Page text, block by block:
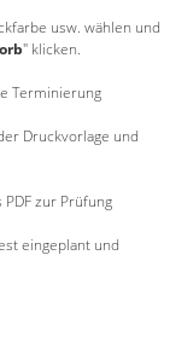
usw. wählen und
" klicken.
Terminierung
Druckvorlage und
zur Prüfung
eingeplant und